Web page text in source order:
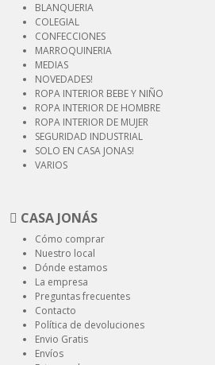
BLANQUERIA
COLEGIAL
CONFECCIONES
MARROQUINERIA
MEDIAS
NOVEDADES!
ROPA INTERIOR BEBE Y NIÑO
ROPA INTERIOR DE HOMBRE
ROPA INTERIOR DE MUJER
SEGURIDAD INDUSTRIAL
SOLO EN CASA JONAS!
VARIOS
CASA JONÁS
Cómo comprar
Nuestro local
Dónde estamos
La empresa
Preguntas frecuentes
Contacto
Política de devoluciones
Envio Gratis
Envíos